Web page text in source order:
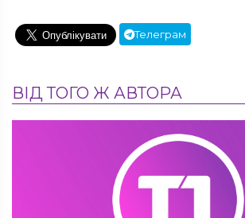
Телеграм
ВІД ТОГО Ж АВТОРА